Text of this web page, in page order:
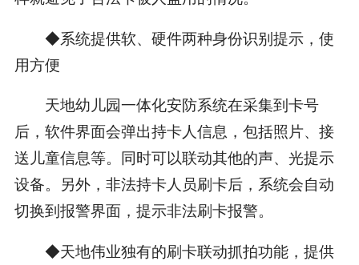
◆系统提供软、硬件两种身份识别提示，使
用方便
天地幼儿园一体化安防系统在采集到卡号
后，软件界面会弹出持卡人信息，包括照片、接
送儿童信息等。同时可以联动其他的声、光提示
设备。另外，非法持卡人员刷卡后，系统会自动
切换到报警界面，提示非法刷卡报警。
◆天地伟业独有的刷卡联动抓拍功能，提供